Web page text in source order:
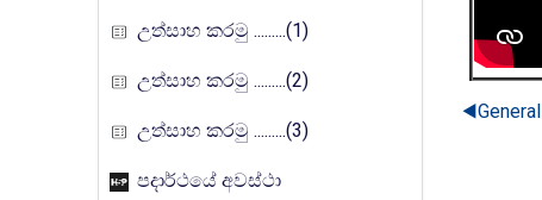
උත්සාහ කරමු .........(1)
උත්සාහ කරමු .........(2)
උත්සාහ කරමු .........(3)
පදාර්ථයේ අවස්ථා
◀︎General